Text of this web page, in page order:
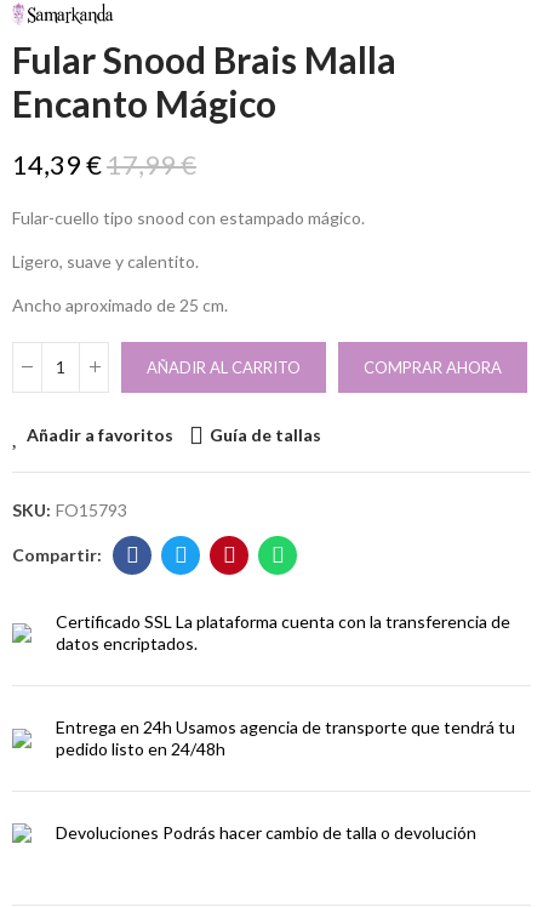
Fular Snood Brais Malla
Encanto Mágico
14,39 €17,99 €
Fular-cuello tipo snood con estampado mágico.
Ligero, suave y calentito.
Ancho aproximado de 25 cm.
AÑADIR AL CARRITO COMPRAR AHORA
Añadir a favoritos Guía de tallas
SKU: FO15793
Certificado SSL La plataforma cuenta con la transferencia de
datos encriptados.
Entrega en 24h Usamos agencia de transporte que tendrá tu
pedido listo en 24/48h
Devoluciones Podrás hacer cambio de talla o devolución